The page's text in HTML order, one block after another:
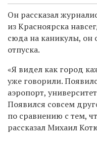
Он рассказал
из Красноярска
сюда на каникулы, он
отпуска.
«Я видел как город
уже говорили.
аэропорт,
Появился совсем
по сравнению с тем,
рассказал Михаил